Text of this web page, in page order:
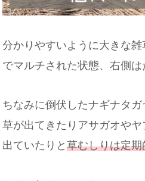
分かりやすいように大きな
でマルチされた状態、右側は
ちなみに倒伏したナギナタ
草が出てきたりアサガオや
出ていたりと 草むしりは定